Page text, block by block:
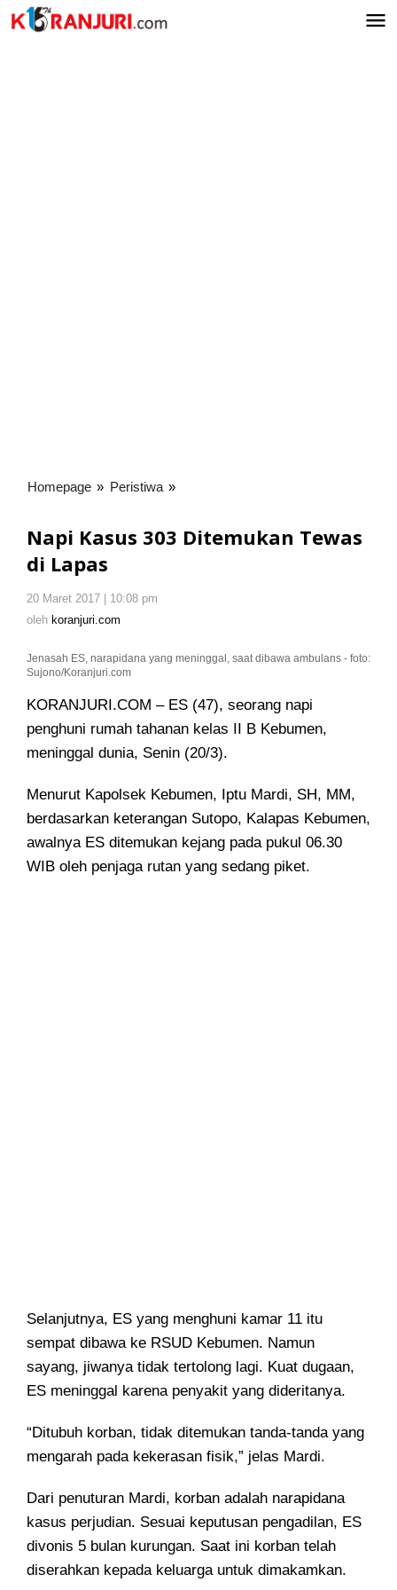
Lewati
ke
Homepage » Peristiwa »
Ditemukan
Napi Kasus 303 Ditemukan Tewas
di Lapas
20 Maret 2017 | 10:08 pm
oleh koranjuri.com
Jenasah ES, narapidana yang meninggal, saat dibawa ambulans - foto:
Sujono/Koranjuri.com
KORANJURI.COM – ES (47), seorang napi
penghuni rumah tahanan kelas II B Kebumen,
meninggal dunia, Senin (20/3).
Menurut Kapolsek Kebumen, Iptu Mardi, SH, MM,
berdasarkan keterangan Sutopo, Kalapas Kebumen,
awalnya ES ditemukan kejang pada pukul 06.30
WIB oleh penjaga rutan yang sedang piket.
Selanjutnya, ES yang menghuni kamar 11 itu
sempat dibawa ke RSUD Kebumen. Namun
sayang, jiwanya tidak tertolong lagi. Kuat dugaan,
ES meninggal karena penyakit yang dideritanya.
“Ditubuh korban, tidak ditemukan tanda-tanda yang
mengarah pada kekerasan fisik,” jelas Mardi.
Dari penuturan Mardi, korban adalah narapidana
kasus perjudian. Sesuai keputusan pengadilan, ES
divonis 5 bulan kurungan. Saat ini korban telah
diserahkan kepada keluarga untuk dimakamkan.